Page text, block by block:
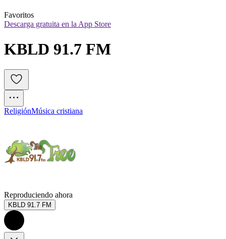
Favoritos
Descarga gratuita en la App Store
KBLD 91.7 FM
ReligiónMúsica cristiana
Reproduciendo ahora
KBLD 91.7 FM